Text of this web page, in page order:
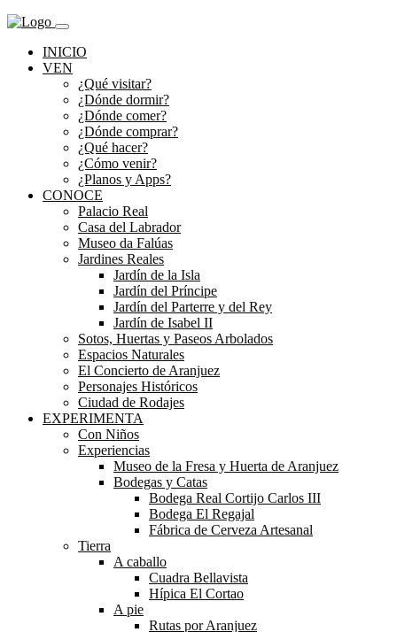
INICIO
VEN
¿Qué visitar?
¿Dónde dormir?
¿Dónde comer?
¿Dónde comprar?
¿Qué hacer?
¿Cómo venir?
¿Planos y Apps?
CONOCE
Palacio Real
Casa del Labrador
Museo da Falúas
Jardines Reales
Jardín de la Isla
Jardín del Príncipe
Jardín del Parterre y del Rey
Jardín de Isabel II
Sotos, Huertas y Paseos Arbolados
Espacios Naturales
El Concierto de Aranjuez
Personajes Históricos
Ciudad de Rodajes
EXPERIMENTA
Con Niños
Experiencias
Museo de la Fresa y Huerta de Aranjuez
Bodegas y Catas
Bodega Real Cortijo Carlos III
Bodega El Regajal
Fábrica de Cerveza Artesanal
Tierra
A caballo
Cuadra Bellavista
Hípica El Cortao
A pie
Rutas por Aranjuez